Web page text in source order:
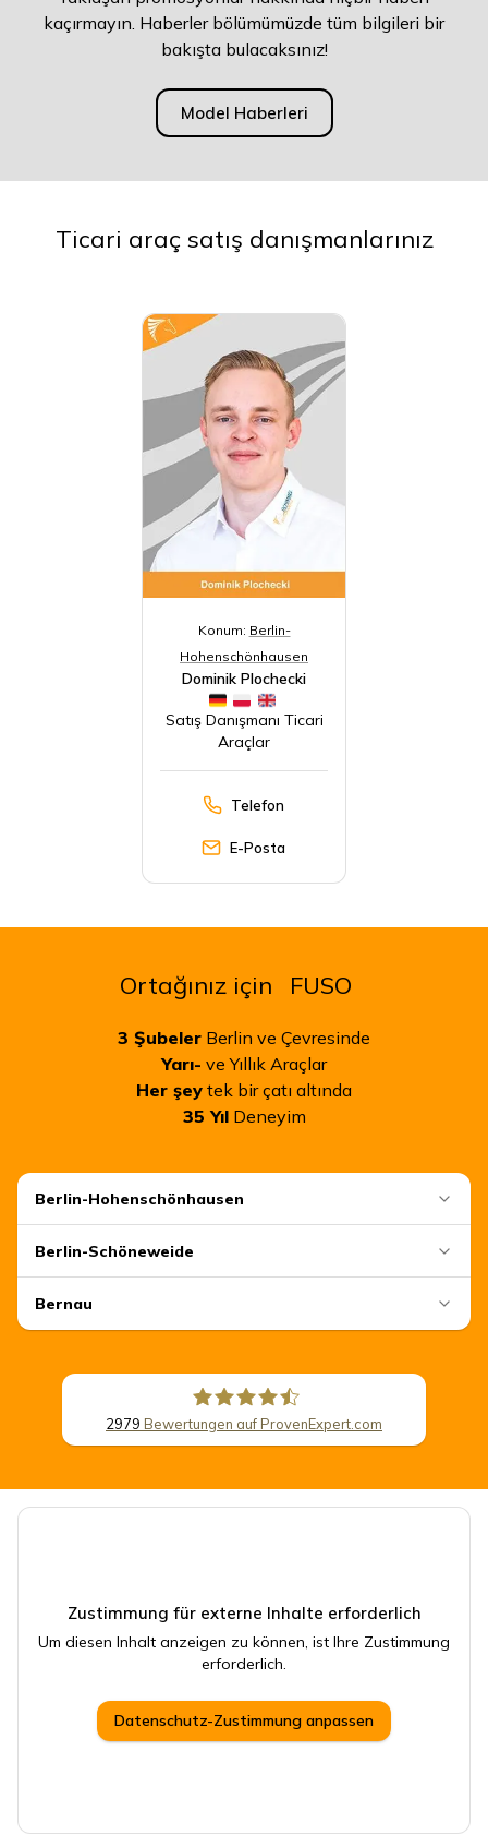
kaçırmayın. Haberler bölümümüzde tüm bilgileri bir
bakışta bulacaksınız!
Model Haberleri
Ticari araç satış danışmanlarınız
Konum: Berlin-
Hohenschönhausen
Dominik Plochecki
Satış Danışmanı Ticari
Araçlar
Telefon
E-Posta
Ortağınız için FUSO
3 Şubeler Berlin ve Çevresinde
Yarı- ve Yıllık Araçlar
Her şey tek bir çatı altında
35 Yıl Deneyim
Berlin-Hohenschönhausen
Berlin-Schöneweide
Bernau
2979 Bewertungen auf ProvenExpert.com
Zustimmung für externe Inhalte erforderlich
Um diesen Inhalt anzeigen zu können, ist Ihre Zustimmung
erforderlich.
Datenschutz-Zustimmung anpassen